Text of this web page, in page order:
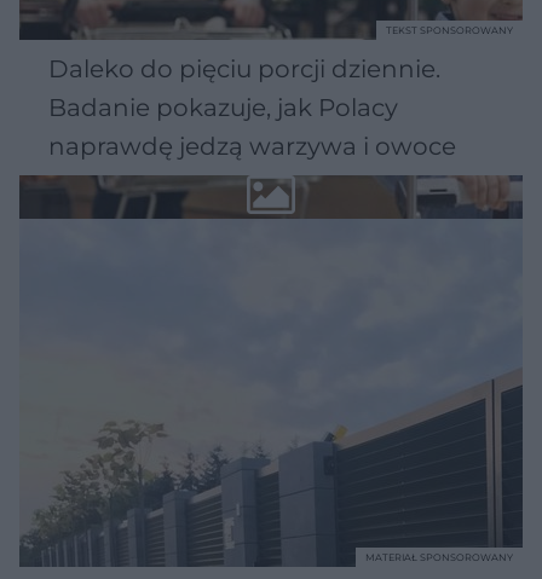
Daleko do pięciu porcji dziennie.
Badanie pokazuje, jak Polacy
naprawdę jedzą warzywa i owoce
TEKST SPONSOROWANY
MATERIAŁ SPONSOROWANY